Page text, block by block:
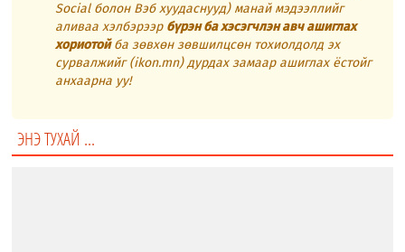
Social болон Вэб хуудаснууд) манай мэдээллийг
аливаа хэлбэрээр бүрэн ба хэсэгчлэн авч ашиглах
хориотойба зөвхөн зөвшилцсөн тохиолдолд эх
сурвалжийг (ikon.mn) дурдах замаар ашиглах ёстойг
анхаарна уу!
ЭНЭ ТУХАЙ ...